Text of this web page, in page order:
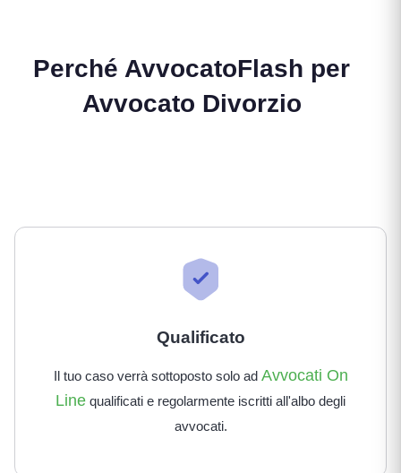
Perché AvvocatoFlash per
Avvocato Divorzio
Qualificato
Il tuo caso verrà sottoposto solo ad Avvocati On
Line qualificati e regolarmente iscritti all'albo degli
avvocati.